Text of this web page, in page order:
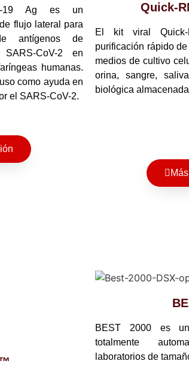
19 Ag es un
flujo lateral para
antígenos de
CoV-2 en
humanas.
como ayuda en
el SARS-CoV-2.
Quick-
El kit viral
purificación rápido
medios de cultivo
orina, sangre,
biológica
BEST 2000 es un
totalmente
laboratorios de